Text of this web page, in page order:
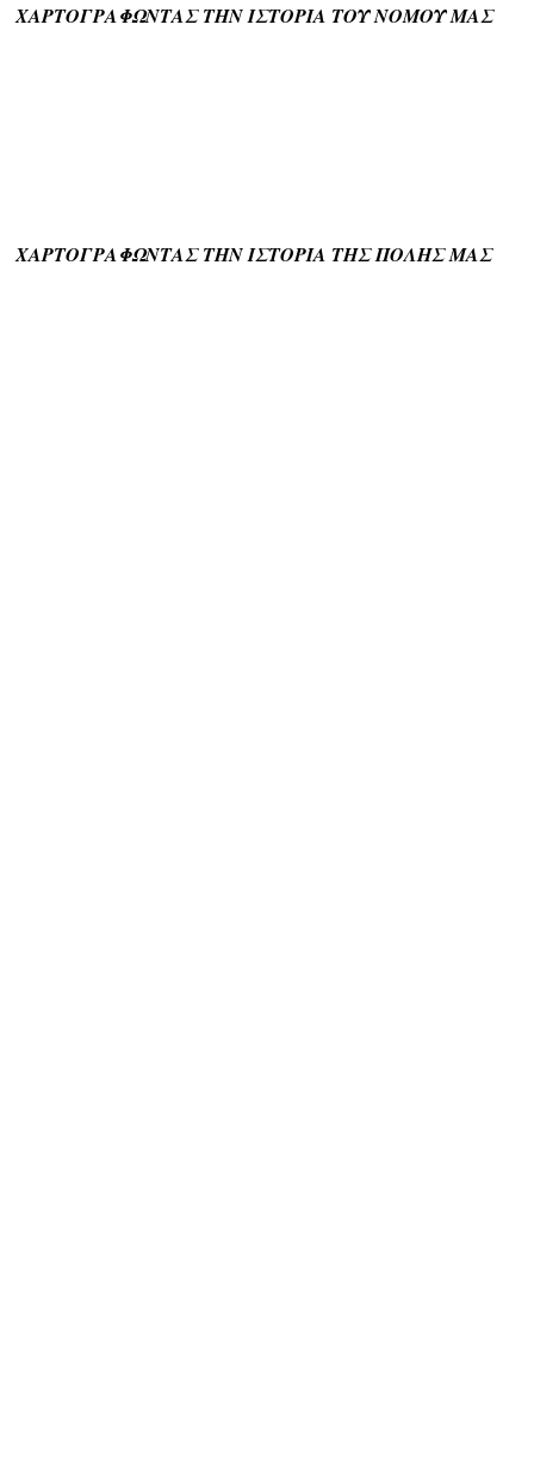
ΧΑΡΤΟΓΡΑΦΩΝΤΑΣ ΤΗΝ ΙΣΤΟΡΙΑ ΤΟΥ ΝΟΜΟΥ ΜΑΣ
ΧΑΡΤΟΓΡΑΦΩΝΤΑΣ ΤΗΝ ΙΣΤΟΡΙΑ ΤΗΣ ΠΟΛΗΣ ΜΑΣ